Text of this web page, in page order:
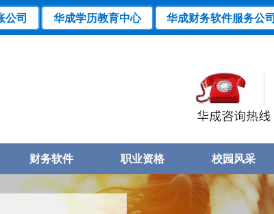
公司 华成学历教育中心 华成财务软件服务公司
财务软件 职业资格 校园风采